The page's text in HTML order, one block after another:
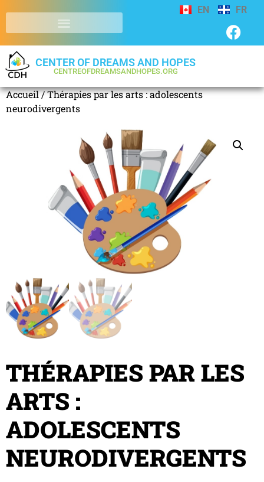
EN FR
CENTER OF DREAMS AND HOPES
CENTREOFDREAMSANDHOPES.ORG
Accueil/ Thérapies par les arts : adolescents
neurodivergents
THÉRAPIES PAR LES
ARTS :
ADOLESCENTS
NEURODIVERGENTS